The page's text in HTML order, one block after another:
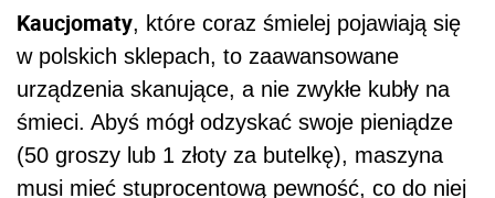
Kaucjomaty, które coraz śmielej pojawiają się
w polskich sklepach, to zaawansowane
urządzenia skanujące, a nie zwykłe kubły na
śmieci. Abyś mógł odzyskać swoje pieniądze
(50 groszy lub 1 złoty za butelkę), maszyna
musi mieć stuprocentową pewność, co do niej